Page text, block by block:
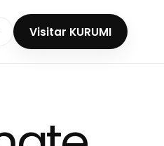
Visitar KURUMI